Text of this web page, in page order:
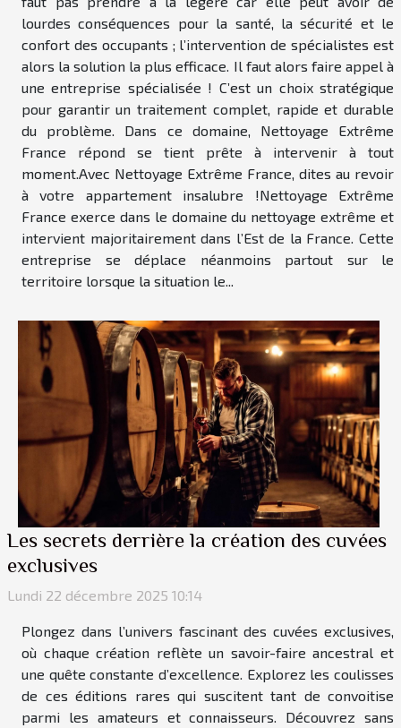
lourdes conséquences pour la santé, la sécurité et le
confort des occupants ; l’intervention de spécialistes est
alors la solution la plus efficace. Il faut alors faire appel à
une entreprise spécialisée ! C’est un choix stratégique
pour garantir un traitement complet, rapide et durable
du problème. Dans ce domaine, Nettoyage Extrême
France répond se tient prête à intervenir à tout
moment.Avec Nettoyage Extrême France, dites au revoir
à votre appartement insalubre !Nettoyage Extrême
France exerce dans le domaine du nettoyage extrême et
intervient majoritairement dans l’Est de la France. Cette
entreprise se déplace néanmoins partout sur le
territoire lorsque la situation le...
Les secrets derrière la création des cuvées
exclusives
Lundi 22 décembre 2025 10:14
Plongez dans l’univers fascinant des cuvées exclusives,
où chaque création reflète un savoir-faire ancestral et
une quête constante d’excellence. Explorez les coulisses
de ces éditions rares qui suscitent tant de convoitise
parmi les amateurs et connaisseurs. Découvrez sans